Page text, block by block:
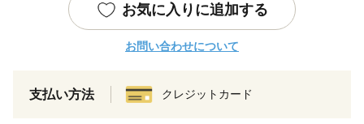
お気に入りに追加する
お問い合わせについて
支払い方法 クレジットカード